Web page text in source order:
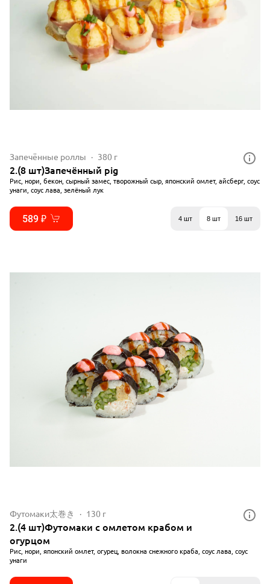
Запечённые роллы 380 г
2.(8 шт)Запечённый pig
Рис, нори, бекон, сырный замес, творожный сыр, японский омлет, айсберг, соус
унаги, соус лава, зелёный лук
589 ₽ 4 шт 8 шт 16 шт
Футомаки太巻き 130 г
2.(4 шт)Футомаки с омлетом крабом и
огурцом
Рис, нори, японский омлет, огурец, волокна снежного краба, соус лава, соус
унаги